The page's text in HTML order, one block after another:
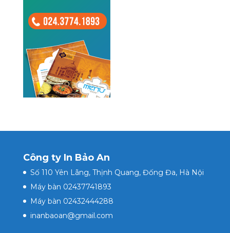
Công ty In Bảo An
Số 110 Yên Lãng, Thịnh Quang, Đống Đa, Hà Nội
Máy bàn 02437741893
Máy bàn 02432444288
inanbaoan@gmail.com